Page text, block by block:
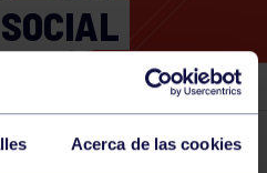
Acerca de las cookies